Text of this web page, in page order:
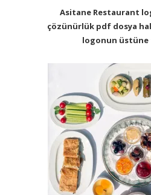
Asitane Restaurant
çözünürlük pdf dosya
logonun üstüne